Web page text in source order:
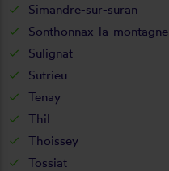
Simandre-sur-suran
Sonthonnax-la-montagne
Sulignat
Sutrieu
Tenay
Thil
Thoissey
Tossiat